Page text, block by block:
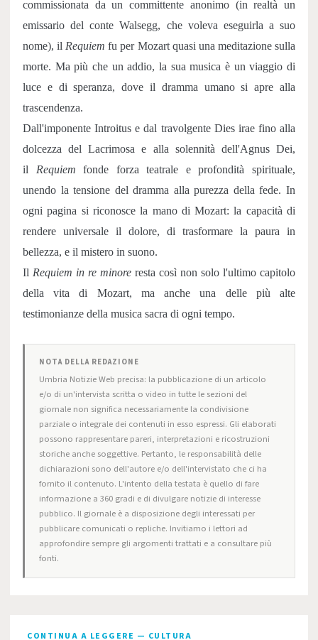
commissionata da un committente anonimo (in realtà un
emissario del conte Walsegg, che voleva eseguirla a suo
nome), il Requiem fu per Mozart quasi una meditazione sulla
morte. Ma più che un addio, la sua musica è un viaggio di
luce e di speranza, dove il dramma umano si apre alla
trascendenza.
Dall'imponente Introitus e dal travolgente Dies irae fino alla
dolcezza del Lacrimosa e alla solennità dell'Agnus Dei,
il Requiem fonde forza teatrale e profondità spirituale,
unendo la tensione del dramma alla purezza della fede. In
ogni pagina si riconosce la mano di Mozart: la capacità di
rendere universale il dolore, di trasformare la paura in
bellezza, e il mistero in suono.
Il Requiem in re minore resta così non solo l'ultimo capitolo
della vita di Mozart, ma anche una delle più alte
testimonianze della musica sacra di ogni tempo.
NOTA DELLA REDAZIONE
Umbria Notizie Web precisa: la pubblicazione di un articolo
e/o di un'intervista scritta o video in tutte le sezioni del
giornale non significa necessariamente la condivisione
parziale o integrale dei contenuti in esso espressi. Gli elaborati
possono rappresentare pareri, interpretazioni e ricostruzioni
storiche anche soggettive. Pertanto, le responsabilità delle
dichiarazioni sono dell'autore e/o dell'intervistato che ci ha
fornito il contenuto. L'intento della testata è quello di fare
informazione a 360 gradi e di divulgare notizie di interesse
pubblico. Il giornale è a disposizione degli interessati per
pubblicare comunicati o repliche. Invitiamo i lettori ad
approfondire sempre gli argomenti trattati e a consultare più
fonti.
CONTINUA A LEGGERE — CULTURA